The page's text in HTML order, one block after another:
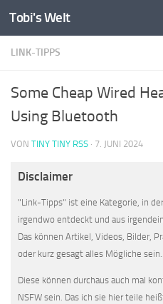
Zum Inhalt springen
Tobi's Welt
LINK-TIPPS
Some Cheap Wired
Using Bluetooth
VON TINY TINY RSS · 7. JUNI 2024
Disclaimer
"Link-Tipps" ist eine Kategorie, in
irgendwo entdeckt und aus
Das können Artikel, Videos, Bilder,
oder kurz gesagt alles Mögliche
Diese können durchaus auch mal
NSFW sein. Das ich sie hier teile